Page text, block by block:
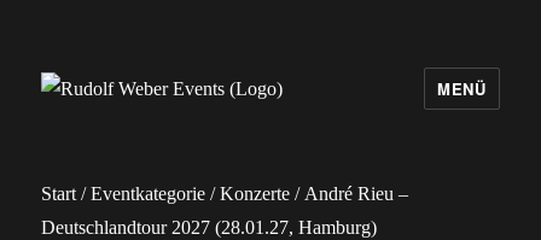
MENÜ
Start /Eventkategorie /Konzerte / André Rieu –
Deutschlandtour 2027 (28.01.27, Hamburg)